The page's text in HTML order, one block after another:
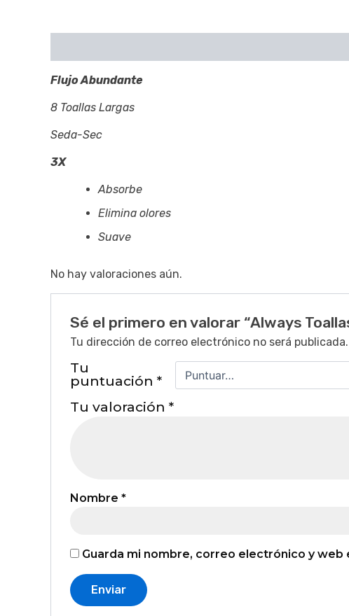
Flujo Abundante
8 Toallas Largas
Seda-Sec
3X
Absorbe
Elimina olores
Suave
No hay valoraciones aún.
Sé el primero en valorar “Always
Tu dirección de correo electrónico no será publicada.
Tu
puntuación *
Tu valoración *
Nombre *
Guarda mi nombre, correo electrónico y